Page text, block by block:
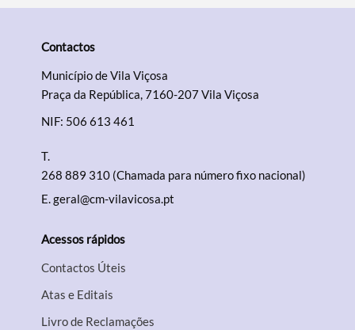
Contactos
Município de Vila Viçosa
Praça da República, 7160-207 Vila Viçosa
NIF: 506 613 461
T.
268 889 310 (Chamada para número fixo nacional)
E.geral@cm-vilavicosa.pt
Acessos rápidos
Contactos Úteis
Atas e Editais
Livro de Reclamações